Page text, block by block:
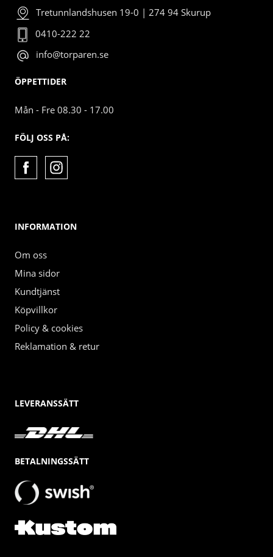
Tretunnlandshusen 19-0 | 274 94 Skurup
0410-222 22
info@torparen.se
ÖPPETTIDER
Mån - Fre 08.30 - 17.00
FÖLJ OSS PÅ:
INFORMATION
Om oss
Mina sidor
Kundtjänst
Köpvillkor
Policy & cookies
Reklamation & retur
LEVERANSSÄTT
BETALNINGSSÄTT